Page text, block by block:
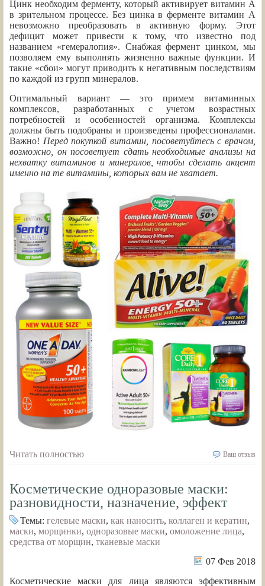
Цинк необходим ферменту, который активирует витамин А
в зрительном процессе. Без цинка в ферменте витамин А
невозможно преобразовать в активную форму. Этот
дефицит может привести к тому, что известно под
названием «гемералопия». Снабжая фермент цинком, мы
позволяем ему выполнять жизненно важные функции. И
такие «сбои» могут приводить к негативным последствиям
по каждой из групп минералов.
Оптимальный вариант — это примем витаминных
комплексов, разработанных с учетом возрастных
потребностей и особенностей организма. Комплексы
должны быть подобраны и произведены профессионалами.
Важно! Перед покупкой витамин, посоветуйтесь с врачом,
возможно, он посоветует сдать необходимые анализы на
нехватку витаминов и минералов, чтобы сделать акцент
именно на те витамины, которых вам не хватает.
Читать полностью Ваш отзыв
Косметические одноразовые маски:
разновидности, назначение, эффект
Темы: гелевые маски, как наносить, коллаген и кератин,
маски, морщинки, одноразовые маски, омоложение лица,
средства от морщин, тканевые маски
07 Фев 2018
Косметические маски для лица являются эффективным